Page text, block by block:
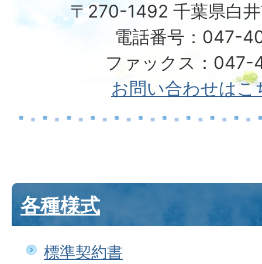
〒270-1492 千葉県白
電話番号：047-
ファックス：047-
お問い合わせはこ
各種様式
標準契約書